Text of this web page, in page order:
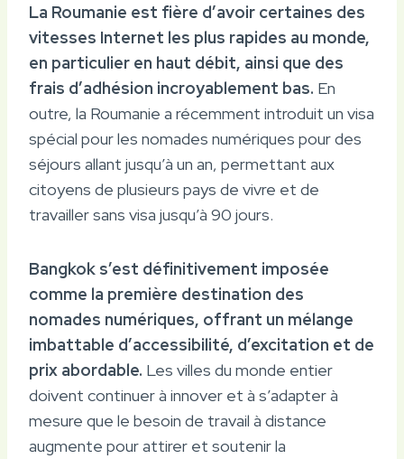
La Roumanie est fière d’avoir certaines des
vitesses Internet les plus rapides au monde,
en particulier en haut débit, ainsi que des
frais d’adhésion incroyablement bas. En
outre, la Roumanie a récemment introduit un visa
spécial pour les nomades numériques pour des
séjours allant jusqu’à un an, permettant aux
citoyens de plusieurs pays de vivre et de
travailler sans visa jusqu’à 90 jours.
Bangkok s’est définitivement imposée
comme la première destination des
nomades numériques, offrant un mélange
imbattable d’accessibilité, d’excitation et de
prix abordable. Les villes du monde entier
doivent continuer à innover et à s’adapter à
mesure que le besoin de travail à distance
augmente pour attirer et soutenir la